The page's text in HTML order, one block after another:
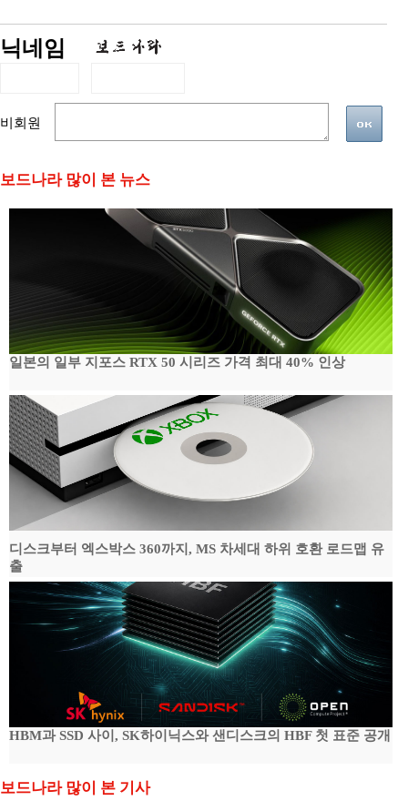
닉네임
비회원
보드나라 많이 본 뉴스
일본의 일부 지포스 RTX 50 시리즈 가격 최대 40% 인상
디스크부터 엑스박스 360까지, MS 차세대 하위 호환 로드맵 유
출
HBM과 SSD 사이, SK하이닉스와 샌디스크의 HBF 첫 표준 공개
보드나라 많이 본 기사